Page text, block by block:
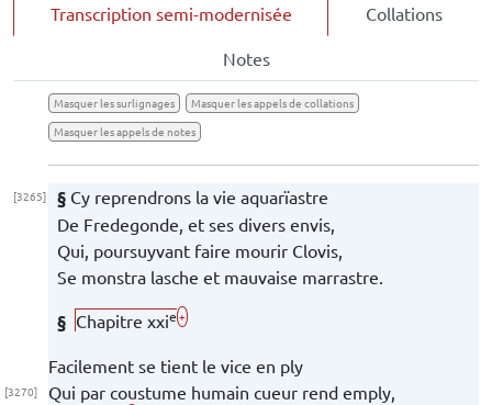
Transcription semi-modernisée Collations
Notes
Masquer les surlignages
Masquer les appels de collations
Masquer les appels de notes
[3265] § Cy reprendrons la vie aquarïastre
De Fredegonde, et ses divers envis,
Qui, poursuyvant faire mourir Clovis,
Se monstra lasche et mauvaise marrastre.
§ Chapitre xxie+
Facilement se tient le vice en ply
[3270] Qui par coustume humain cueur rend emply,